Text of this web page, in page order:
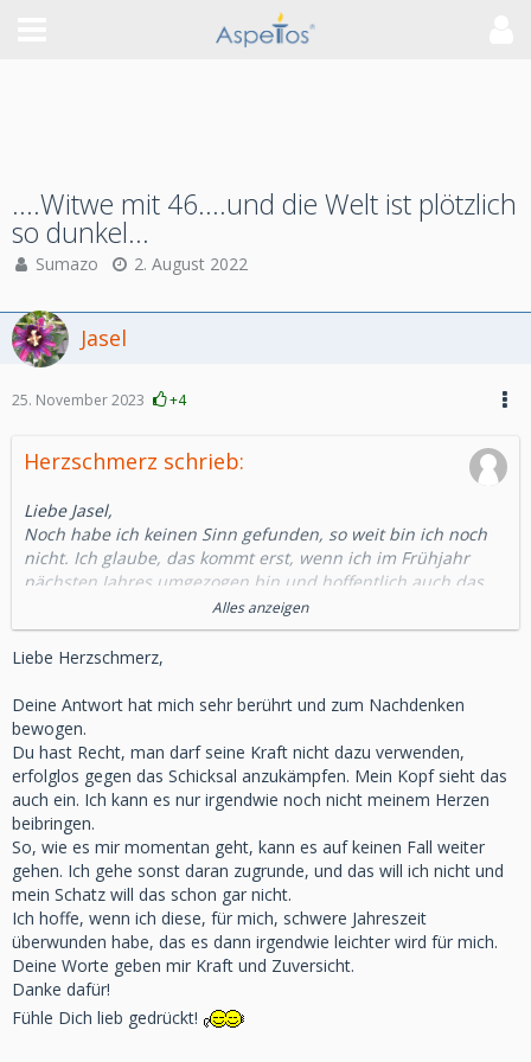
....Witwe mit 46....und die Welt ist plötzlich
so dunkel...
Sumazo 2. August 2022
Jasel
25. November 2023 +4
Herzschmerz schrieb:
Liebe Jasel,
Noch habe ich keinen Sinn gefunden, so weit bin ich noch
nicht. Ich glaube, das kommt erst, wenn ich im Frühjahr
nächsten Jahres umgezogen bin und hoffentlich auch das
Thema Firmenliquidation hinter mir habe. Was habe ich
getan? Ich habe den Tod meines Liebsten angenommen. Ich
wollte dieses Leben nicht aber ich weiß, dass mein Schatz
dem Warum gefragt, darauf gibt es einfach keine Antwort.
Ich habe auch nicht mit dem Schicksal gehadert, davon
kommt er nicht wieder. Dadurch, dass ich seinen Tod
angenommen habe, konnte ich meine Kraft und meine
Resourcen darauf konzentrieren, besser mit der Situation
umzugehen anstatt meine Kraft dafür zu verwenden, mich
erfolglos gegen das Schicksal zu wehren. Ich glaube, dass
das ein ganz wichtiger Punkt in der Trauerbewältigung ist.
Die Herausforderungen waren nicht ohne aber ich habe
Unterstützung gesucht und gefunden. Je mehr man schafft
und sich auch gegen die Angst mal zumutet, desto besser
geht es einem, wenn man wieder etwas geschafft hat. Das
stärkt das Vertrauen in die eigenen Fähigkeiten und das
bringt einen Stück für Stück voran. Beharrlichkeit zahlt sich
irgendwann mal aus. Es klappt nicht jeden Tag gleich gut
Alles anzeigen
Liebe Herzschmerz,
Deine Antwort hat mich sehr berührt und zum Nachdenken
bewogen.
Du hast Recht, man darf seine Kraft nicht dazu verwenden,
erfolglos gegen das Schicksal anzukämpfen. Mein Kopf sieht das
auch ein. Ich kann es nur irgendwie noch nicht meinem Herzen
beibringen.
So, wie es mir momentan geht, kann es auf keinen Fall weiter
gehen. Ich gehe sonst daran zugrunde, und das will ich nicht und
mein Schatz will das schon gar nicht.
Ich hoffe, wenn ich diese, für mich, schwere Jahreszeit
überwunden habe, das es dann irgendwie leichter wird für mich.
Deine Worte geben mir Kraft und Zuversicht.
Danke dafür!
Fühle Dich lieb gedrückt!